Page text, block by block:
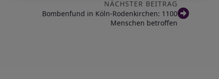
NÄCHSTER BEITRAG
Bombenfund in Köln-Rodenkirchen: 1100
Menschen betroffen